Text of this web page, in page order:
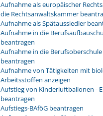
Aufnahme als europäischer
die Rechtsanwaltskammer
Aufnahme als Spätaussiedler
Aufnahme in die
beantragen
Aufnahme in die Berufsoberschule
beantragen
Aufnahme von Tätigkeiten mit
Arbeitsstoffen anzeigen
Aufstieg von Kinderluftballonen -
beantragen
Aufstiegs-BAföG beantragen